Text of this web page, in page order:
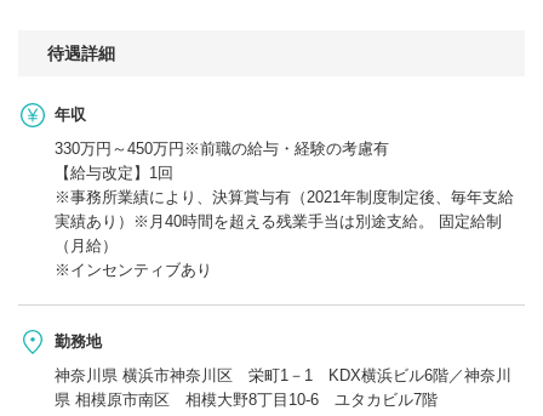
待遇詳細
年収
330万円～450万円※前職の給与・経験の考慮有
【給与改定】1回
※事務所業績により、決算賞与有（2021年制度制定後、毎年支給
実績あり）※月40時間を超える残業手当は別途支給。 固定給制
（月給）
※インセンティブあり
勤務地
神奈川県 横浜市神奈川区 栄町1－1 KDX横浜ビル6階／神奈川
県 相模原市南区 相模大野8丁目10-6 ユタカビル7階